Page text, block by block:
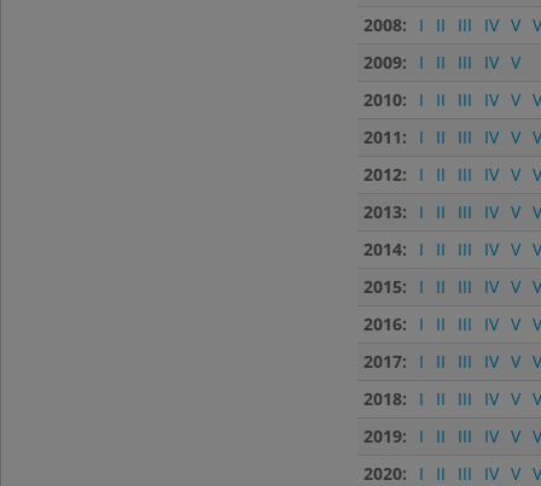
2008:
I II III IV V
2009:
I II III IV V
2010:
I II III IV V
2011:
I II III IV V
2012:
I II III IV V
2013:
I II III IV V
2014:
I II III IV V
2015:
I II III IV V
2016:
I II III IV V
2017:
I II III IV V
2018:
I II III IV V
2019:
I II III IV V
2020:
I II III IV V